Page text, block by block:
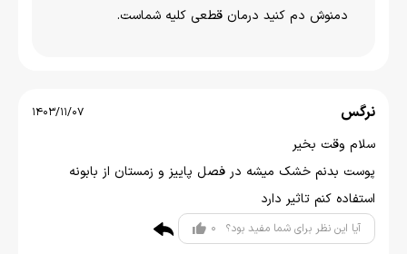
دمنوش دم کنید درمان قطعی کلیه شماست.
نرگس 1403/11/07
سلام وقت بخیر
پوست بدنم خشک میشه در فصل پاییز و زمستان از بابونه
استفاده کنم تاثیر دارد
آیا این نظر برای شما مفید بود؟ 0